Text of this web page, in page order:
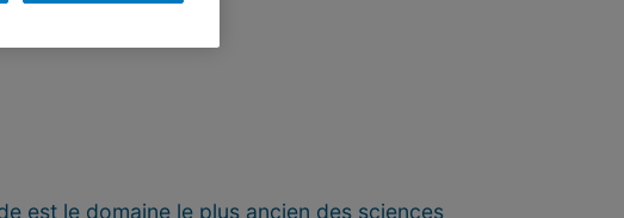
est le domaine le plus ancien des sciences